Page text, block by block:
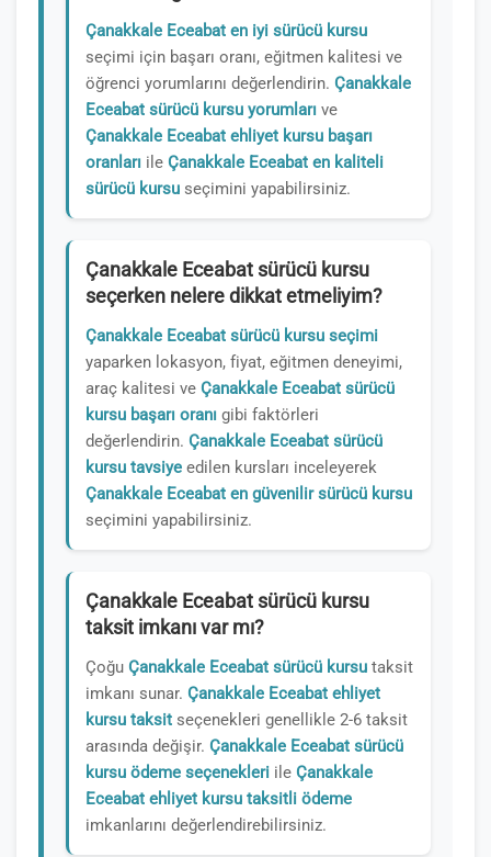
Çanakkale Eceabat en iyi sürücü kursu
seçimi için başarı oranı, eğitmen kalitesi ve
öğrenci yorumlarını değerlendirin. Çanakkale
Eceabat sürücü kursu yorumları ve
Çanakkale Eceabat ehliyet kursu başarı
oranları ile Çanakkale Eceabat en kaliteli
sürücü kursu seçimini yapabilirsiniz.
Çanakkale Eceabat sürücü kursu
seçerken nelere dikkat etmeliyim?
Çanakkale Eceabat sürücü kursu seçimi
yaparken lokasyon, fiyat, eğitmen deneyimi,
araç kalitesi ve Çanakkale Eceabat sürücü
kursu başarı oranı gibi faktörleri
değerlendirin. Çanakkale Eceabat sürücü
kursu tavsiye edilen kursları inceleyerek
Çanakkale Eceabat en güvenilir sürücü kursu
seçimini yapabilirsiniz.
Çanakkale Eceabat sürücü kursu
taksit imkanı var mı?
Çoğu Çanakkale Eceabat sürücü kursu taksit
imkanı sunar. Çanakkale Eceabat ehliyet
kursu taksit seçenekleri genellikle 2-6 taksit
arasında değişir. Çanakkale Eceabat sürücü
kursu ödeme seçenekleri ile Çanakkale
Eceabat ehliyet kursu taksitli ödeme
imkanlarını değerlendirebilirsiniz.